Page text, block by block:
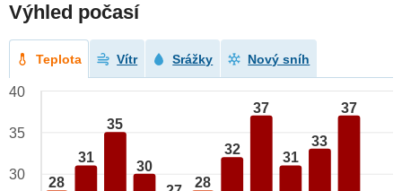
Výhled počasí
Teplota Vítr Srážky Nový sníh
28
31
35
30
28
32
37
31
33
37
40
35
30